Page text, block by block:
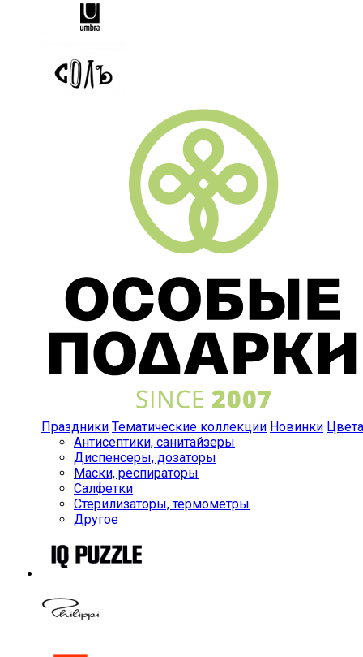
Праздники Тематические коллекции Новинки Цвета
Антисептики, санитайзеры
Диспенсеры, дозаторы
Маски, респираторы
Салфетки
Стерилизаторы, термометры
Другое